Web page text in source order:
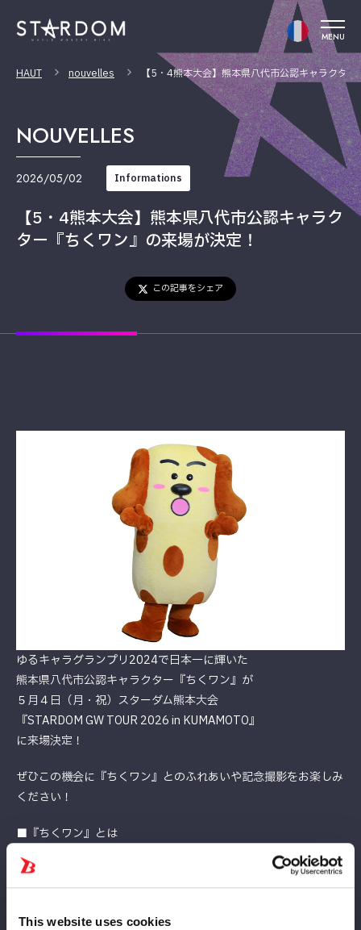
This website uses cookies
MENU
HAUT nouvelles 【5・4熊本大会】熊本県八代市公認キャラクタ
NOUVELLES
2026/05/02 Informations
【5・4熊本大会】熊本県八代市公認キャラク
ター『ちくワン』の来場が決定！
この記事をシェア
ゆるキャラグランプリ2024で日本一に輝いた
熊本県八代市公認キャラクター『ちくワン』が
５月４日（月・祝）スターダム熊本大会
『STARDOM GW TOUR 2026 in KUMAMOTO』
に来場決定！
ぜひこの機会に『ちくワン』とのふれあいや記念撮影をお楽しみ
ください！
■『ちくワン』とは
『ちくワン』は、日奈久名物「日奈久ちくわ」から生まれたご当
地キャラクター。
り、